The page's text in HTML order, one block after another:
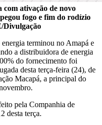
com ativação de novo
fogo e fim do rodízio
terminou no Amapá e
a distribuidora de energia
do fornecimento foi
desta terça-feira (24), de
Macapá, a principal do
pela Companhia de
desta terça.